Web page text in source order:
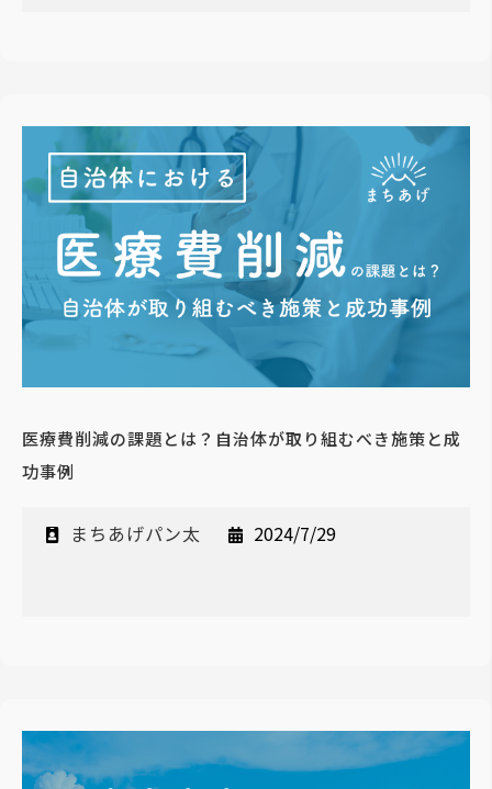
医療費削減の課題とは？自治体が取り組むべき施策と成
功事例
まちあげパン太 2024/7/29